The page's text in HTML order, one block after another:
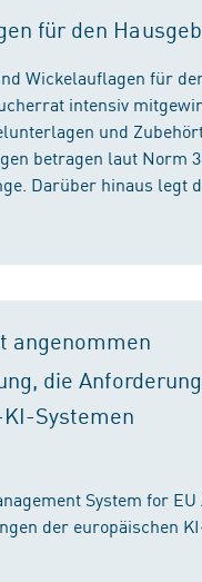
für den
Wickelauflagen für
intensiv
und
betragen laut Norm
Darüber hinaus legt
angenommen
die
Systemen
System for EU
der europäischen